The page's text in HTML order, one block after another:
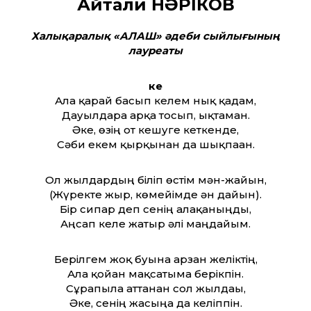
Айтқали НӘРІКОВ
Халықаралық «АЛАШ» әдеби сыйлығының
лауреаты
Әке
Алға қарай басып келем нық қадам,
Дауылдарға арқа тосып, ықтаман.
Әке, өзің от кешуге кеткенде,
Сәби екем қырқынан да шықпаған.
Ол жылдардың біліп өстім мән-жайын,
(Жүректе жыр, көмейімде ән дайын).
Бір сипар деп сенің алақаныңды,
Аңсап келе жатыр әлі маңдайым.
Берілгем жоқ буына арзан желіктің,
Алға қойған мақсатыма берікпін.
Сұрапылға ат­танған сол жылдағы,
Әке, сенің жасыңа да келіппін.